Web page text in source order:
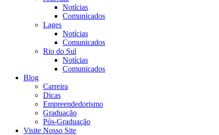
Notícias
Comunicados
Lages
Notícias
Comunicados
Rio do Sul
Notícias
Comunicados
Blog
Carreira
Dicas
Empreendedorismo
Graduação
Pós-Graduação
Visite Nosso Site